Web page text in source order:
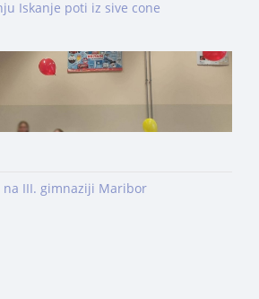
Iskanje poti iz sive cone
na III. gimnaziji Maribor